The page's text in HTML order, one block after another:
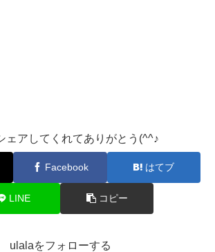
ェアしてくれてありがとう(^^♪
Facebook はてブ
LINE コピー
ulalaをフォローする